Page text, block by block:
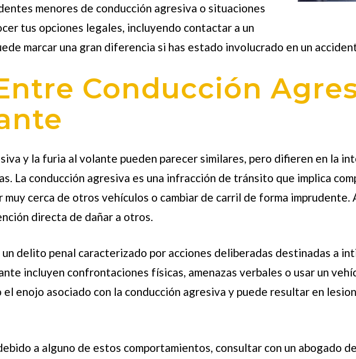
menores de conducción agresiva o situaciones
tus opciones legales, incluyendo contactar a un
marcar una gran diferencia si has estado involucrado en un
Conducción
y la furia al volante pueden parecer similares, pero difieren en la
La conducción agresiva es una infracción de tránsito que implica
muy cerca de otros vehículos o cambiar de carril de forma imprudente.
directa de dañar a otros.
delito penal caracterizado por acciones deliberadas destinadas a
incluyen confrontaciones físicas, amenazas verbales o usar un
enojo asociado con la conducción agresiva y puede resultar en
a alguno de estos comportamientos, consultar con un abogado